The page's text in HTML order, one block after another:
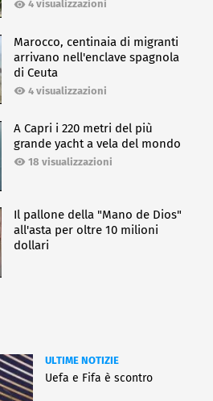
4 visualizzazioni
Marocco, centinaia di migranti
arrivano nell'enclave spagnola
di Ceuta
4 visualizzazioni
A Capri i 220 metri del più
grande yacht a vela del mondo
18 visualizzazioni
Il pallone della "Mano de Dios"
all'asta per oltre 10 milioni
dollari
ULTIME NOTIZIE
Uefa e Fifa è scontro